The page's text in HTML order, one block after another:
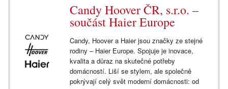
Candy Hoover ČR, s.r.o. –
součást Haier Europe
Candy, Hoover a Haier jsou značky ze stejné
rodiny – Haier Europe. Spojuje je inovace,
kvalita a důraz na skutečné potřeby
domácností. Liší se stylem, ale společně
pokrývají celý svět moderní domácnosti: od